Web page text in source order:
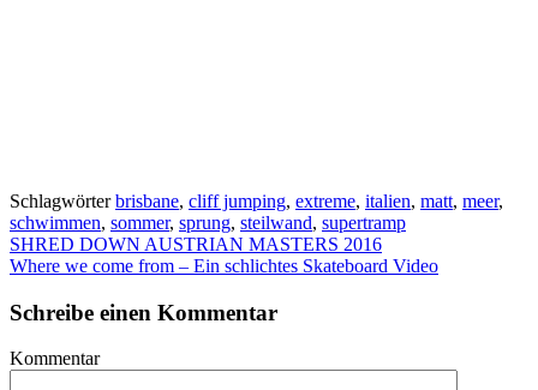
Schlagwörterbrisbane, cliff jumping, extreme, italien, matt, meer,
schwimmen, sommer, sprung, steilwand, supertramp
SHRED DOWN AUSTRIAN MASTERS 2016
Where we come from – Ein schlichtes Skateboard Video
Schreibe einen Kommentar
Kommentar